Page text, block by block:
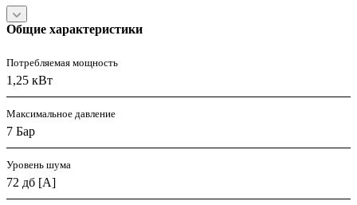
Общие характеристики
Потребляемая мощность
1,25 кВт
Максимальное давление
7 Бар
Уровень шума
72 дб [A]